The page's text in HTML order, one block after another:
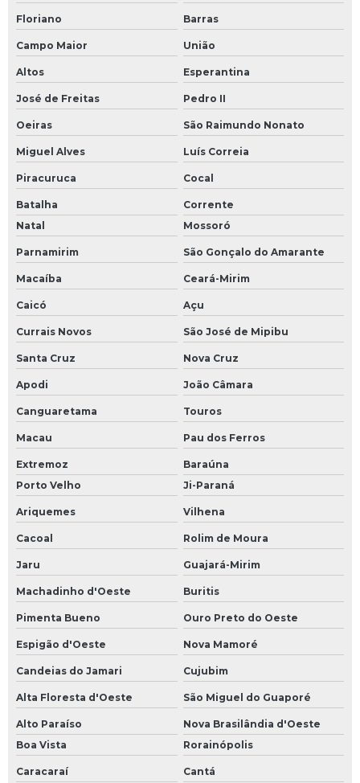
Floriano Barras
Campo Maior União
Altos Esperantina
José de Freitas Pedro II
Oeiras São Raimundo Nonato
Miguel Alves Luís Correia
Piracuruca Cocal
Batalha
Corrente
Natal
Mossoró
Parnamirim São Gonçalo do Amarante
Macaíba Ceará-Mirim
Caicó Açu
Currais Novos São José de Mipibu
Santa Cruz Nova Cruz
Apodi João Câmara
Canguaretama Touros
Macau Pau dos Ferros
Extremoz
Baraúna
Porto Velho
Ji-Paraná
Ariquemes Vilhena
Cacoal Rolim de Moura
Jaru Guajará-Mirim
Machadinho d'Oeste Buritis
Pimenta Bueno Ouro Preto do Oeste
Espigão d'Oeste Nova Mamoré
Candeias do Jamari Cujubim
Alta Floresta d'Oeste São Miguel do Guaporé
Alto Paraíso
Nova Brasilândia d'Oeste
Boa Vista
Rorainópolis
Caracaraí Cantá